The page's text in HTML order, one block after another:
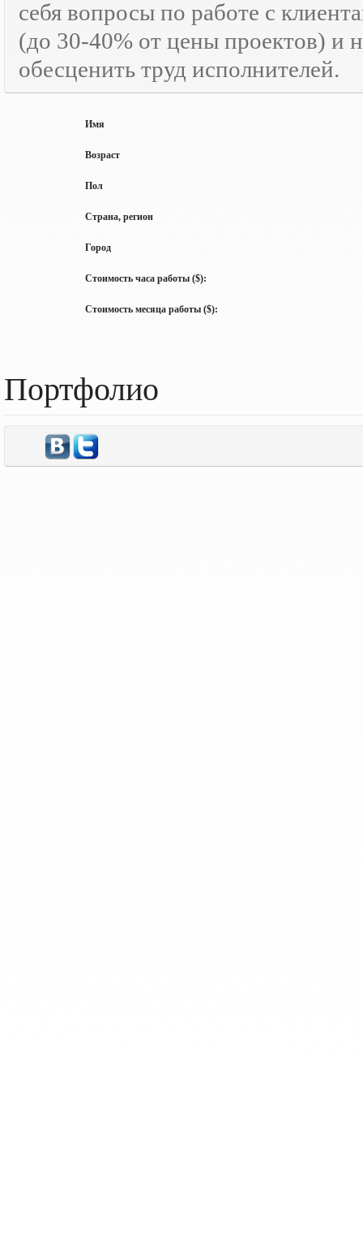
себя вопросы по работе с
(до 30-40% от цены проектов) и
обесценить труд исполнителей.
Имя
Возраст
Пол
Страна, регион
Город
Стоимость часа работы ($):
Стоимость месяца работы ($):
Портфолио